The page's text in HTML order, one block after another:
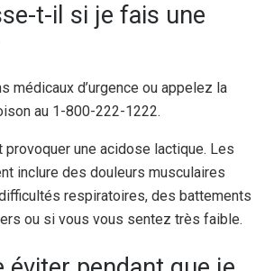
t-il si je fais une
médicaux d’urgence ou appelez la
au 1-800-222-1222.
provoquer une acidose lactique. Les
inclure des douleurs musculaires
respiratoires, des battements
ou si vous vous sentez très faible.